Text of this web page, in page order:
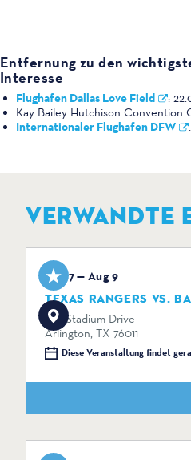
Entfernung zu den
Interesse
Flughafen Dallas Love Field :
Kay Bailey Hutchison Convention
Internationaler Flughafen DFW :
VERWANDTE
Aug 7 — Aug 9
TEXAS RANGERS VS.
734 Stadium Drive
Arlington, TX 76011
Diese Veranstaltung findet